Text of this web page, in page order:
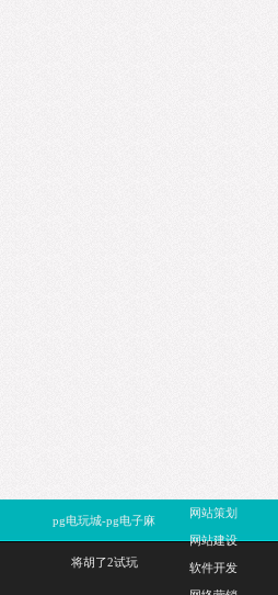
pg电玩城-pg电子麻
将胡了2试玩
网站策划
网站建设
软件开发